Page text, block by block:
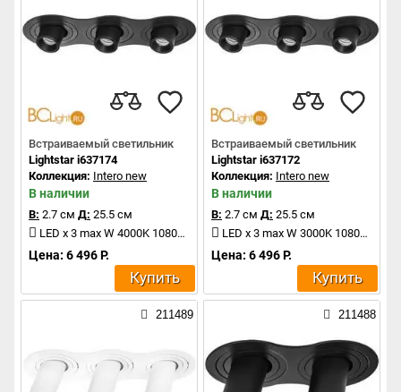
Встраиваемый светильник
Lightstar i637174
Коллекция: Intero new
В наличии
В: 2.7 см Д: 25.5 см
LED x 3 max W 4000K 1080Lm
Цена: 6 496 Р.
Купить
Встраиваемый светильник
Lightstar i637172
Коллекция: Intero new
В наличии
В: 2.7 см Д: 25.5 см
LED x 3 max W 3000K 1080Lm
Цена: 6 496 Р.
Купить
211489 211488